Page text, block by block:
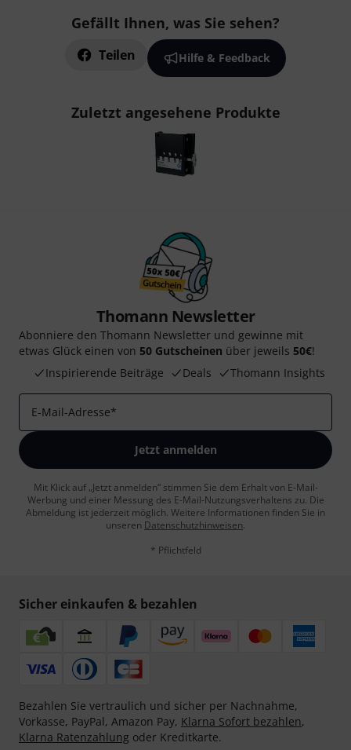
Gefällt Ihnen, was Sie sehen?
Teilen Hilfe & Feedback
Zuletzt angesehene Produkte
Thomann Newsletter
Abonniere den Thomann Newsletter und gewinne mit
etwas Glück einen von 50 Gutscheinen über jeweils 50€!
Inspirierende Beiträge
Deals Thomann Insights
E-Mail-Adresse*
Jetzt anmelden
Mit Klick auf „Jetzt anmelden“ stimmen Sie dem Erhalt von E-Mail-
Werbung und einer Messung des E-Mail-Nutzungsverhaltens zu. Die
Abmeldung ist jederzeit möglich. Weitere Informationen finden Sie in
unseren Datenschutzhinweisen.
* Pflichtfeld
Sicher einkaufen & bezahlen
Bezahlen Sie vertraulich und sicher per Nachnahme,
Vorkasse, PayPal, Amazon Pay, Klarna Sofort bezahlen,
Klarna Ratenzahlung oder Kreditkarte.